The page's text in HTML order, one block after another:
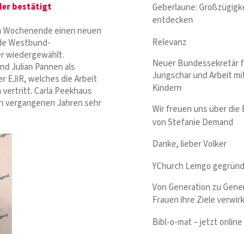
bestätigt
Wochenende einen neuen
Westbund-
wiedergewählt.
Julian Pannen als
EJiR, welches die Arbeit
vertritt. Carla Peekhaus
vergangenen Jahren sehr
Geberlaune:
entdecken
Relevanz
Neuer Bundessekretär
Jungschar und Arbeit
Kindern
Wir freuen uns über die
von Stefanie Demand
Danke, lieber Volker
YChurch Lemgo
Von Generation zu
Frauen ihre Ziele
Bibl-o-mat – jetzt online